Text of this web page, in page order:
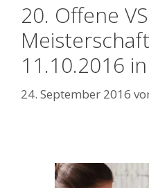
20. Offene
11.10.2016
24. September 2016